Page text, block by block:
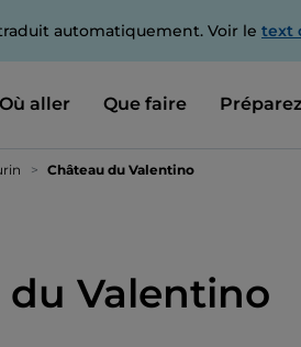
automatiquement. Voir le text
Où aller Que faire
Château du Valentino
du Valentino